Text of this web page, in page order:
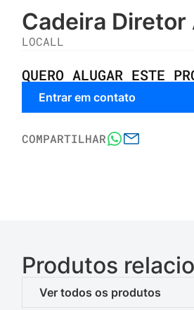
Cadeira Diretor
LOCALL
QUERO ALUGAR ESTE
Entrar em contato
COMPARTILHAR
Produtos
Ver todos os produtos